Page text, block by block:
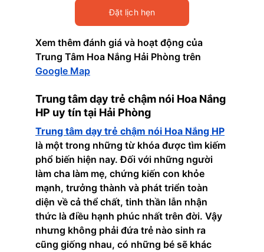
Đặt lịch hẹn
Xem thêm đánh giá và hoạt động của
Trung Tâm Hoa Nắng Hải Phòng trên
Google Map
Trung tâm dạy trẻ chậm nói Hoa Nắng
HP uy tín tại Hải Phòng
Trung tâm dạy trẻ chậm nói Hoa Nắng HP
là một trong những từ khóa được tìm kiếm
phổ biến hiện nay. Đối với những người
làm cha làm mẹ, chứng kiến con khỏe
mạnh, trưởng thành và phát triển toàn
diện về cả thể chất, tinh thần lẫn nhận
thức là điều hạnh phúc nhất trên đời. Vậy
nhưng không phải đứa trẻ nào sinh ra
cũng giống nhau, có những bé sẽ khác